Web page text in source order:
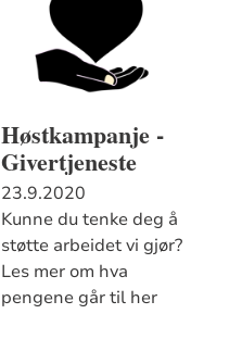
Høstkampanje -
Givertjeneste
23.9.2020
Kunne du tenke deg å
støtte arbeidet vi gjør?
Les mer om hva
pengene går til her